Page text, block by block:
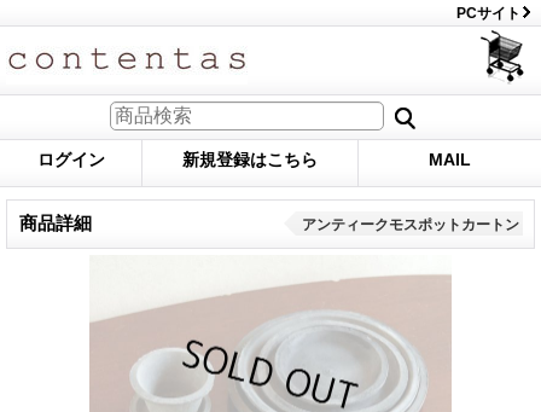
PCサイト
ログイン 新規登録はこちら MAIL
商品詳細 アンティークモスポットカートン